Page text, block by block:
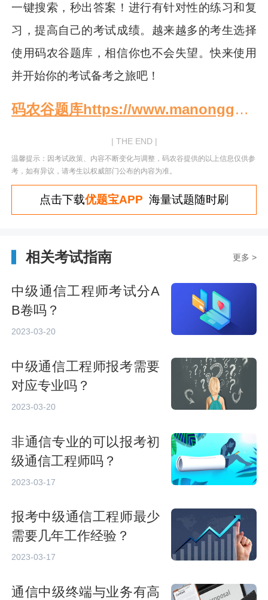
一键搜索，秒出答案！进行有针对性的练习和复
习，提高自己的考试成绩。越来越多的考生选择
使用码农谷题库，相信你也不会失望。快来使用
并开始你的考试备考之旅吧！
码农谷题库https://www.manonggu.com/
| THE END |
温馨提示：因考试政策、内容不断变化与调整，码农谷提供的以上信息仅供参
考，如有异议，请考生以权威部门公布的内容为准。
点击下载优题宝APP 海量试题随时刷
相关考试指南 更多 >
中级通信工程师考试分A
B卷吗？
2023-03-20
中级通信工程师报考需要
对应专业吗？
2023-03-20
非通信专业的可以报考初
级通信工程师吗？
2023-03-17
报考中级通信工程师最少
需要几年工作经验？
2023-03-17
通信中级终端与业务有高